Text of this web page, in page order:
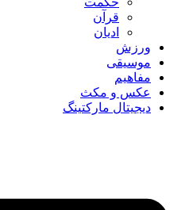
قرآن
ادیان
ورزش
موسیقی
مفاهیم
عکس و مکث
دیجیتال مارکتینگ